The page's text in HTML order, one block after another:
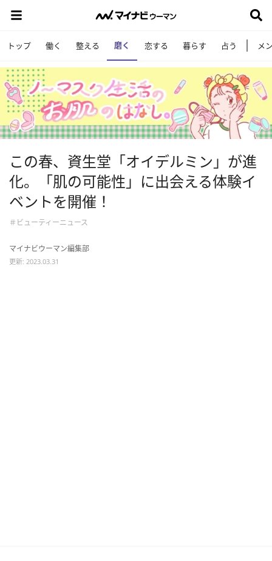
トップ 働く 整える 磨く 恋する 暮らす 占う メ
この春、資生堂「オイデルミン」が進
化。「肌の可能性」に出会える体験イ
ベントを開催！
＃ビューティーニュース
マイナビウーマン編集部
更新: 2023.03.31